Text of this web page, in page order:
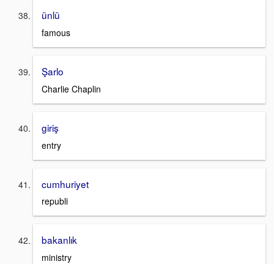
ünlü
famous
Şarlo
Charlie Chaplin
giriş
entry
cumhuriyet
republi
bakanlık
ministry